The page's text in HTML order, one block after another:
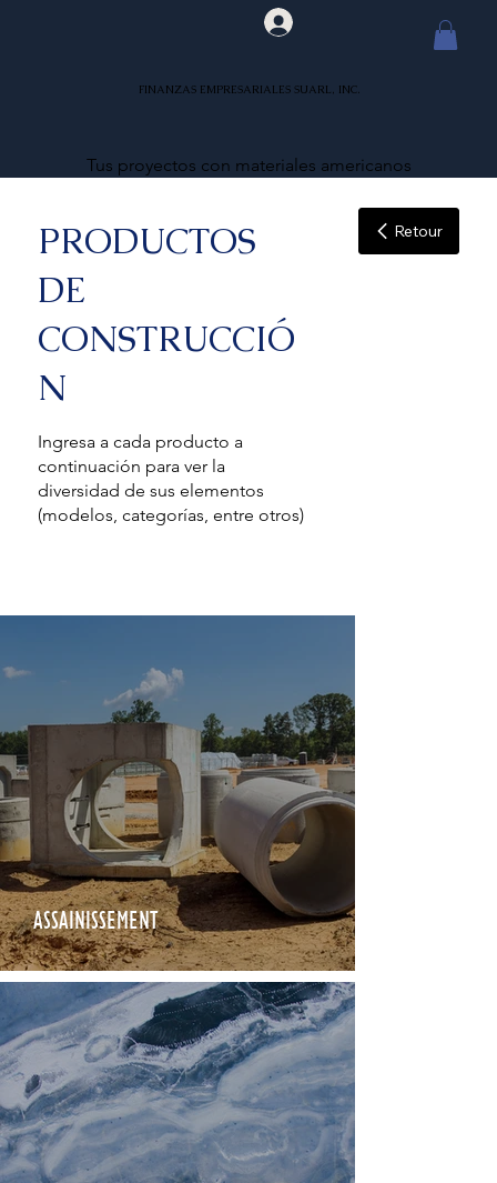
FINANZAS EMPRESARIALES SUARL, INC.
Tus proyectos con materiales americanos
PRODUCTOS
DE
CONSTRUCCIÓ
N
Ingresa a cada producto a
continuación para ver la
diversidad de sus elementos
(modelos, categorías, entre otros)
Retour
ASSAINISSEMENT